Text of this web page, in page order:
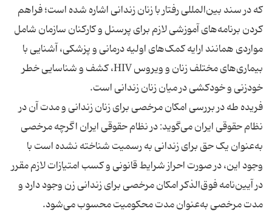
که در سند بین‌المللی رفتار با زنان زندانی اشاره شده است؛ فراهم
کردن برنامه‌های آموزشی لازم برای پرسنل و کارکنان سازمان شامل
مواردی همانند ارایه کمک‌های اولیه درمانی و پزشکی، آشنایی با
بیماری‌های مختلف زنان و ویروس HIV، کشف و شناسایی خطر
فریده طه در بررسی امكان مرخصی برای زنان زندانی و مدت آن در
نظام حقوقی ایران می‌گوید: در نظام حقوقی ایران اگرچه مرخصی
به‌عنوان یک حق برای زندانی به رسمیت شناخته نشده است با
وجود این، در صورت احراز شرایط قانونی و کسب امتیازات لازم مقرر
در آیین‌نامه فوق‌الذکر امکان مرخصی برای زندانی زن وجود دارد و
مدت مرخصی به‌عنوان مدت محکومیت محسوب می‌شود.